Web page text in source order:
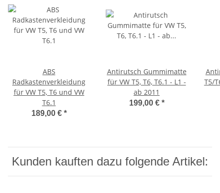
ABS
Radkastenverkleidung
für VW T5, T6 und VW
T6.1
189,00 € *
Antirutsch Gummimatte
für VW T5, T6, T6.1 - L1 -
ab 2011
199,00 € *
T5/
Kunden kauften dazu folgende Artikel: